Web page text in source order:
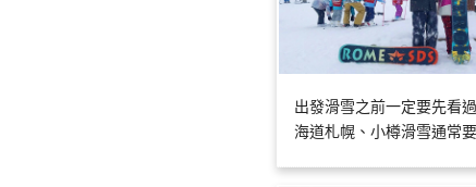
出發滑雪之前一定要先看
海道札幌、小樽滑雪通常